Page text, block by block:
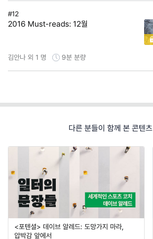
#12
2016 Must-reads: 12월
김안나 외 1 명 9분 분량
다른 분들이 함께 본 콘텐츠
<포텐셜> 데이브 알레드: 도망가지 마라,
압박감 앞에서